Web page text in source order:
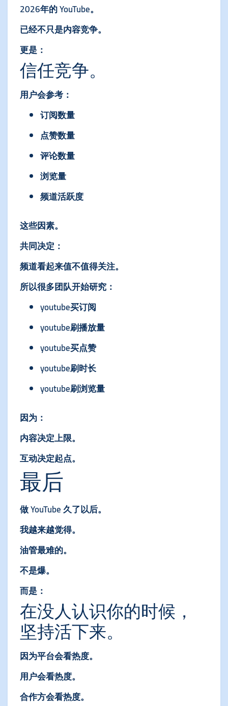
2026年的 YouTube。
已经不只是内容竞争。
更是：
信任竞争。
用户会参考：
订阅数量
点赞数量
评论数量
浏览量
频道活跃度
这些因素。
共同决定：
频道看起来值不值得关注。
所以很多团队开始研究：
youtube买订阅
youtube刷播放量
youtube买点赞
youtube刷时长
youtube刷浏览量
因为：
内容决定上限。
互动决定起点。
最后
做 YouTube 久了以后。
我越来越觉得。
油管最难的。
不是爆。
而是：
在没人认识你的时候，
坚持活下来。
因为平台会看热度。
用户会看热度。
合作方会看热度。